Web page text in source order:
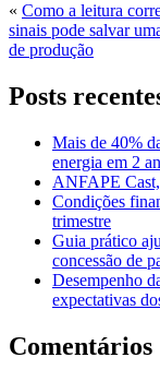
« Como a leitura
sinais pode salvar
de produção
Posts
Mais de 40%
energia em 2
ANFAPE
Condições
trimestre
Guia prático
concessão de
Desempenho
expectativas
Comentários